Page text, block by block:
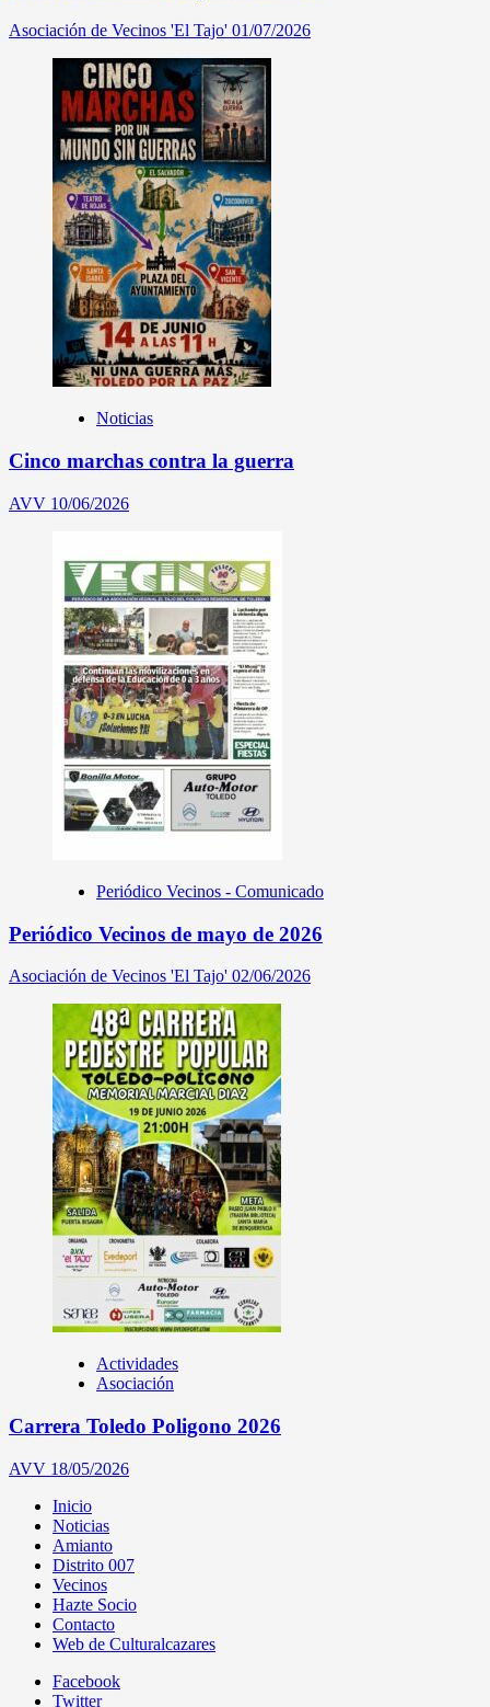
Asociación de Vecinos 'El Tajo' 01/07/2026
Noticias
Cinco marchas contra la guerra
AVV 10/06/2026
Periódico Vecinos - Comunicado
Periódico Vecinos de mayo de 2026
Asociación de Vecinos 'El Tajo' 02/06/2026
Actividades
Asociación
Carrera Toledo Poligono 2026
AVV 18/05/2026
Inicio
Noticias
Amianto
Distrito 007
Vecinos
Hazte Socio
Contacto
Web de Culturalcazares
Facebook
Twitter